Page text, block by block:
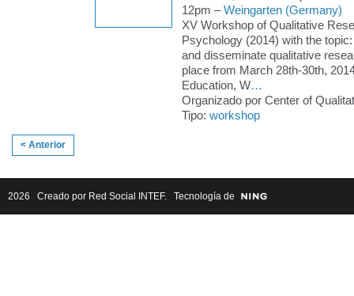
12pm –Weingarten (Germany)
XV Workshop of Qualitative
Psychology (2014) with the
and disseminate qualitative
place from March 28th-30th,
Education, W…
Organizado por Center of
Tipo: workshop
< Anterior
2026 Creado por Red Social INTEF. Tecnología de